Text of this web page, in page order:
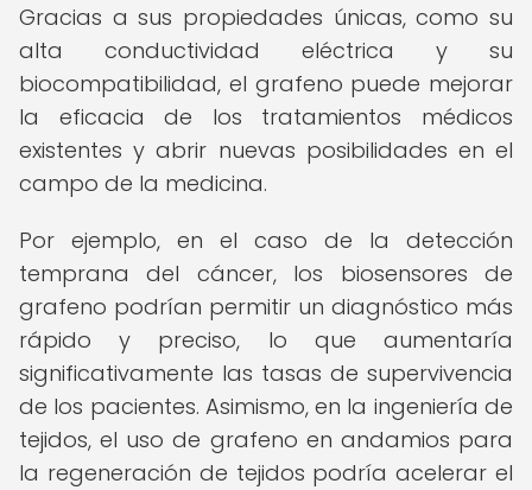
Gracias a sus propiedades únicas, como su
alta conductividad eléctrica y su
biocompatibilidad, el grafeno puede mejorar
la eficacia de los tratamientos médicos
existentes y abrir nuevas posibilidades en el
campo de la medicina.
Por ejemplo, en el caso de la detección
temprana del cáncer, los biosensores de
grafeno podrían permitir un diagnóstico más
rápido y preciso, lo que aumentaría
significativamente las tasas de supervivencia
de los pacientes. Asimismo, en la ingeniería de
tejidos, el uso de grafeno en andamios para
la regeneración de tejidos podría acelerar el